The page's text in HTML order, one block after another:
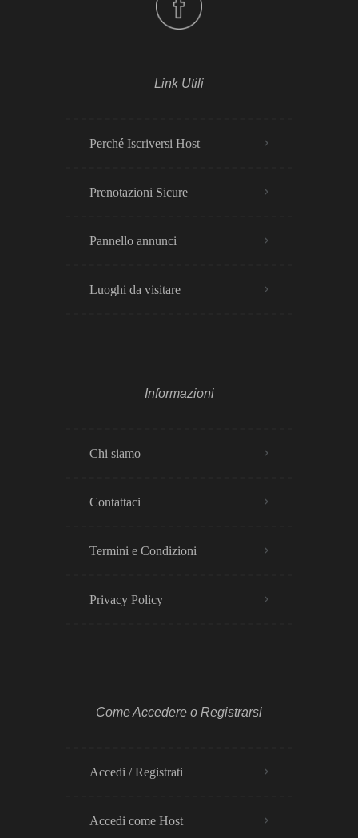
Link Utili
Perché Iscriversi Host
Prenotazioni Sicure
Pannello annunci
Luoghi da visitare
Informazioni
Chi siamo
Contattaci
Termini e Condizioni
Privacy Policy​
Come Accedere o Registrarsi
Accedi / Registrati
Accedi come Host